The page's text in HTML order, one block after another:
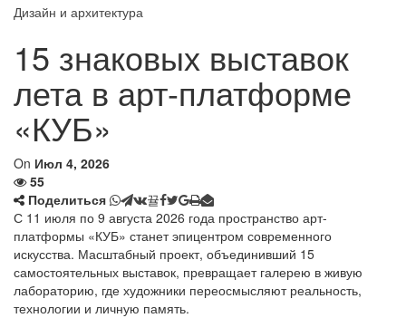
Дизайн и архитектура
15 знаковых выставок
лета в арт-платформе
«КУБ»
On Июл 4, 2026
55
Поделиться
С 11 июля по 9 августа 2026 года пространство арт-
платформы «КУБ» станет эпицентром современного
искусства. Масштабный проект, объединивший 15
самостоятельных выставок, превращает галерею в живую
лабораторию, где художники переосмысляют реальность,
технологии и личную память.